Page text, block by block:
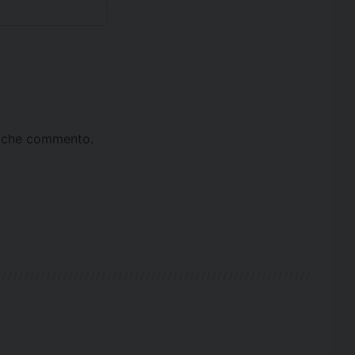
commento.